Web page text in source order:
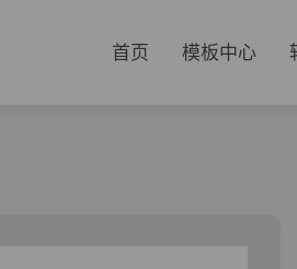
首页 模板中心